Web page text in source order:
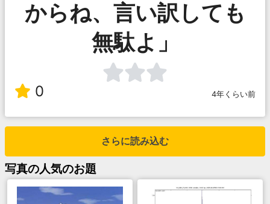
からね、言い訳しても
無駄よ」
0 4年くらい前
さらに読み込む
写真の人気のお題